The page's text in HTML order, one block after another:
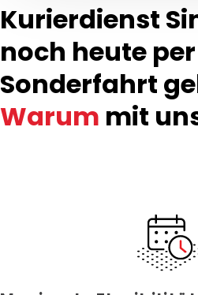
Kurierdienst
noch heute per
Sonderfahrt
Warum mit